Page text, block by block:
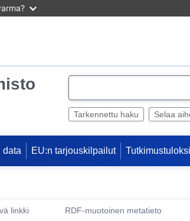
e
Tarkennettu haku Selaa
data EU:n tarjouskilpailut
linkki
RDF-muotoinen metatieto